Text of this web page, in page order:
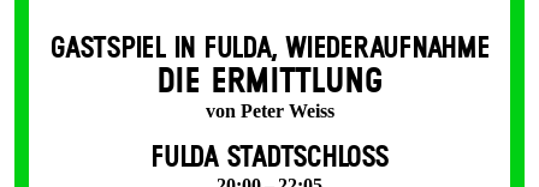
GASTSPIEL IN FULDA,WIEDERAUFNAHME
DIE ERMITTLUNG
von Peter Weiss
FULDA STADTSCHLOSS